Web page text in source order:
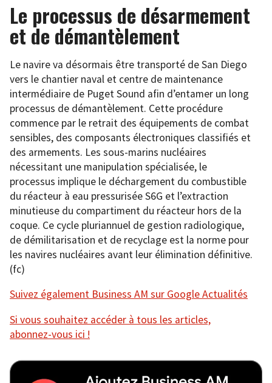
Le processus de désarmement
et de démantèlement
Le navire va désormais être transporté de San Diego
vers le chantier naval et centre de maintenance
intermédiaire de Puget Sound afin d’entamer un long
processus de démantèlement. Cette procédure
commence par le retrait des équipements de combat
sensibles, des composants électroniques classifiés et
des armements. Les sous-marins nucléaires
nécessitant une manipulation spécialisée, le
processus implique le déchargement du combustible
du réacteur à eau pressurisée S6G et l’extraction
minutieuse du compartiment du réacteur hors de la
coque. Ce cycle pluriannuel de gestion radiologique,
de démilitarisation et de recyclage est la norme pour
les navires nucléaires avant leur élimination définitive.
(fc)
Suivez également Business AM sur Google Actualités
Si vous souhaitez accéder à tous les articles,
abonnez-vous ici !